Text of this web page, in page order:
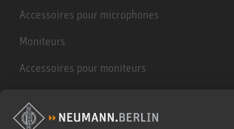
Accessoires pour microphones
Moniteurs
Accessoires pour moniteurs
Produits historiques